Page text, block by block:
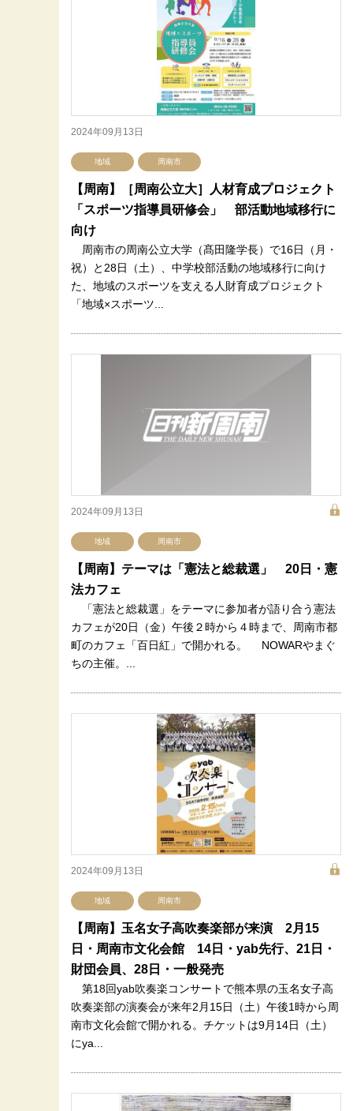
2024年09月13日
地域 周南市
【周南】［周南公立大］人材育成プロジェクト
「スポーツ指導員研修会」 部活動地域移行に
向け
周南市の周南公立大学（髙田隆学長）で16日（月・
祝）と28日（土）、中学校部活動の地域移行に向け
た、地域のスポーツを支える人財育成プロジェクト
「地域×スポーツ...
2024年09月13日
地域 周南市
【周南】テーマは「憲法と総裁選」 20日・憲
法カフェ
「憲法と総裁選」をテーマに参加者が語り合う憲法
カフェが20日（金）午後２時から４時まで、周南市都
町のカフェ「百日紅」で開かれる。 NOWARやまぐ
ちの主催。...
2024年09月13日
地域 周南市
【周南】玉名女子高吹奏楽部が来演 2月15
日・周南市文化会館 14日・yab先行、21日・
財団会員、28日・一般発売
第18回yab吹奏楽コンサートで熊本県の玉名女子高
吹奏楽部の演奏会が来年2月15日（土）午後1時から周
南市文化会館で開かれる。チケットは9月14日（土）
にya...